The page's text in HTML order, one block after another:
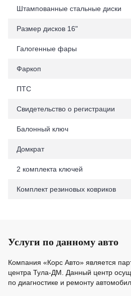
Штампованные стальные диски
Размер дисков 16"
Галогенные фары
Фаркоп
ПТС
Свидетельство о регистрации
Балонный ключ
Домкрат
2 комплекта ключей
Комплект резиновых ковриков
Услуги по данному авто
Компания «Корс Авто» является
центра Тула-ДМ. Данный центр
по диагностике и ремонту